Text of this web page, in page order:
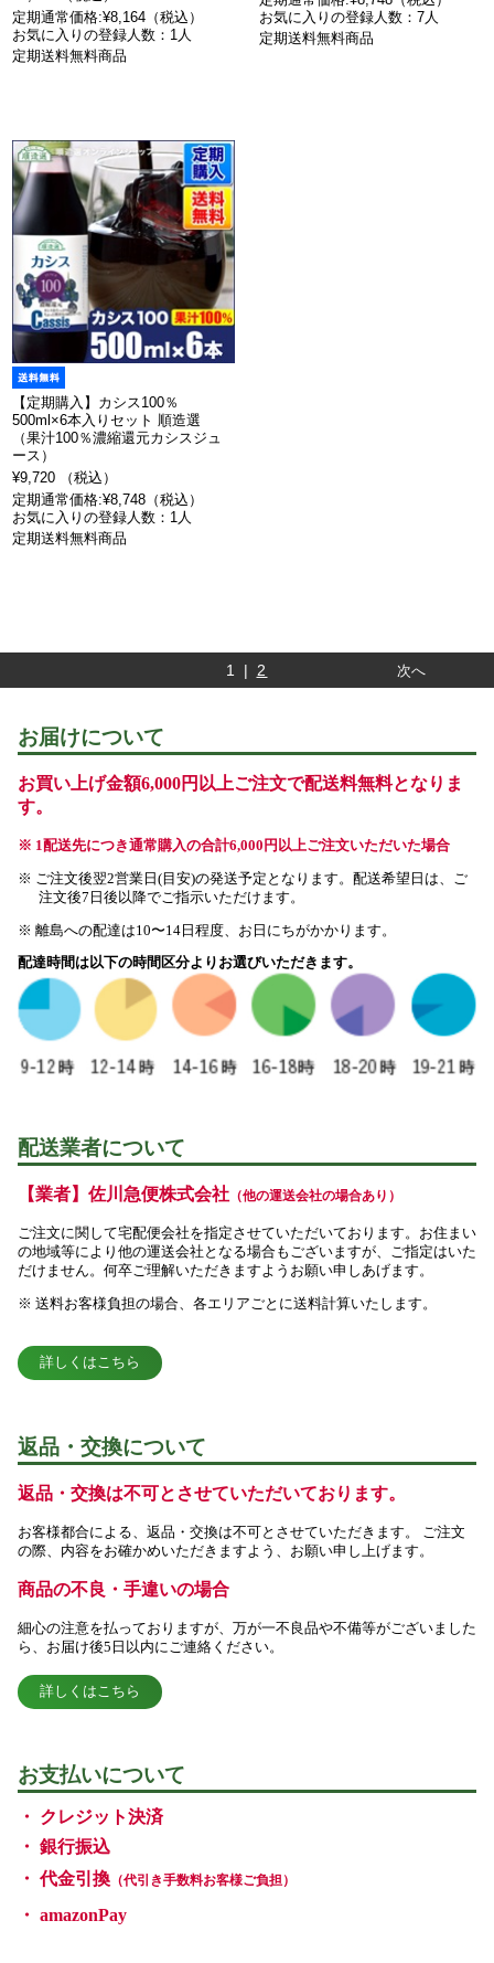
定期通常価格:¥8,164（税込）
お気に入りの登録人数：1人
定期送料無料商品
お気に入りの登録人数：7人
定期送料無料商品
【定期購入】カシス100％
500ml×6本入りセット 順造選
（果汁100％濃縮還元カシスジュ
ース）
¥9,720 （税込）
定期通常価格:¥8,748（税込）
お気に入りの登録人数：1人
定期送料無料商品
1 | 2 次へ